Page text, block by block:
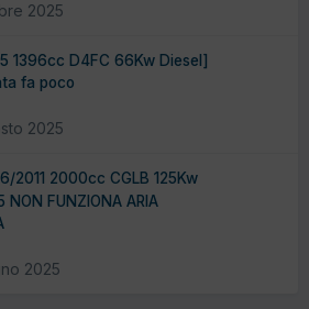
2025
1396cc D4FC 66Kw Diesel]
fa poco
2025
2011 2000cc CGLB 125Kw
NON FUNZIONA ARIA
2025